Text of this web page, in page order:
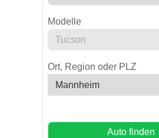
Modelle
Ort, Region oder PLZ
Auto finden